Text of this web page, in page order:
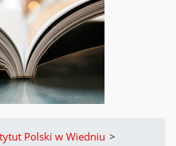
Polski w Wiedniu >